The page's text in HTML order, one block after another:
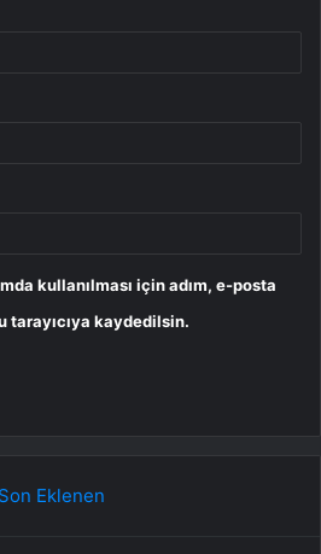
kullanılması için adım, e-posta
tarayıcıya kaydedilsin.
Son Eklenen